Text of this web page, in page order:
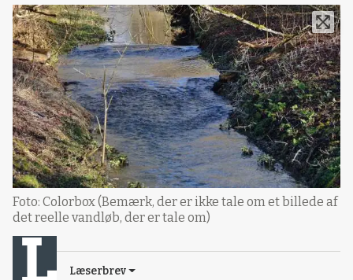
Foto: Colorbox (Bemærk, der er ikke tale om et billede af
det reelle vandløb, der er tale om)
Læserbrev